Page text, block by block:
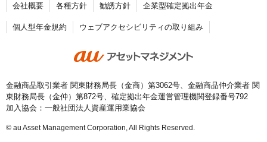
会社概要 各種方針 勧誘方針 企業型確定拠出年金
個人型年金規約 ウェブアクセシビリティの取り組み
金融商品取引業者 関東財務局長（金商）第3062号、金融商品仲介業者 関
東財務局長（金仲）第872号、確定拠出年金運営管理機関登録番号792
加入協会：一般社団法人資産運用業協会
© au Asset Management Corporation, All Rights Reserved.